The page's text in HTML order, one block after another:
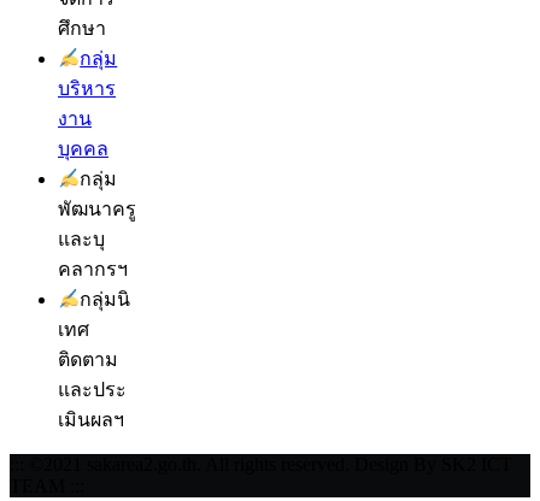
ศึกษา
กลุ่ม
บริหาร
งาน
บุคคล
กลุ่ม
พัฒนาครู
และบุ
คลากรฯ
กลุ่มนิ
เทศ
ติดตาม
และประ
เมินผลฯ